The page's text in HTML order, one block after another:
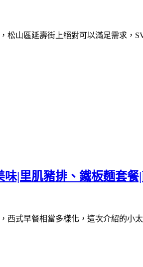
松山區延壽街上絕對可以滿足需求
|里肌豬排、鐵板麵套
西式早餐相當多樣化，這次介紹的